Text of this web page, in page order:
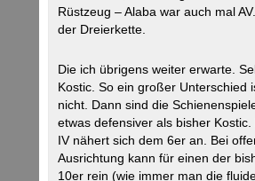
Rüstzeug – Alaba war auch mal
der Dreierkette.
Die ich übrigens weiter erwarte.
Kostic. So ein großer Unterschied
nicht. Dann sind die
etwas defensiver als bisher
IV nähert sich dem 6er an. Bei
Ausrichtung kann für einen der
10er rein (wie immer man die